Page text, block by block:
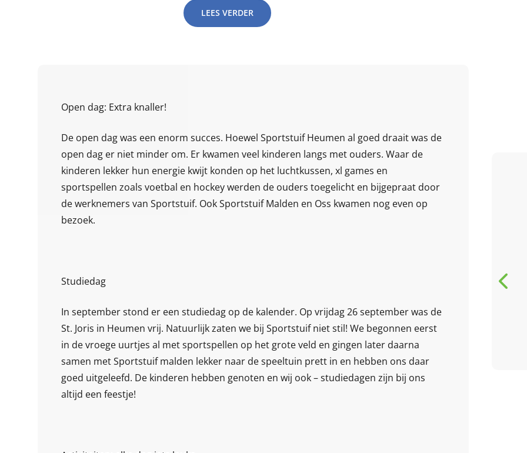
LEES VERDER
Open dag: Extra knaller!
De open dag was een enorm succes. Hoewel Sportstuif Heumen al goed draait was de
open dag er niet minder om. Er kwamen veel kinderen langs met ouders. Waar de
kinderen lekker hun energie kwijt konden op het luchtkussen, xl games en
sportspellen zoals voetbal en hockey werden de ouders toegelicht en bijgepraat door
de werknemers van Sportstuif. Ook Sportstuif Malden en Oss kwamen nog even op
bezoek.
Studiedag
In september stond er een studiedag op de kalender. Op vrijdag 26 september was de
St. Joris in Heumen vrij. Natuurlijk zaten we bij Sportstuif niet stil! We begonnen eerst
in de vroege uurtjes al met sportspellen op het grote veld en gingen later daarna
samen met Sportstuif malden lekker naar de speeltuin prett in en hebben ons daar
goed uitgeleefd. De kinderen hebben genoten en wij ook – studiedagen zijn bij ons
altijd een feestje!
5 / 5
G Genicia Hassell
review van Google
voldaan terug...
D Daphne
review van Google